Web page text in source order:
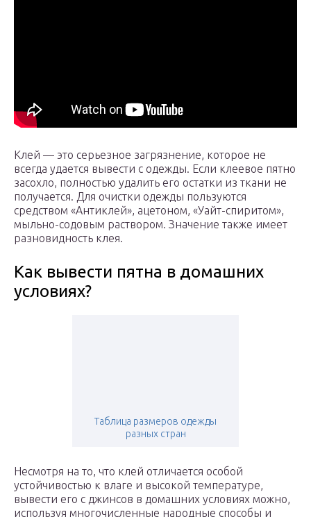
Клей — это серьезное загрязнение, которое не
всегда удается вывести с одежды. Если клеевое пятно
засохло, полностью удалить его остатки из ткани не
получается. Для очистки одежды пользуются
средством «Антиклей», ацетоном, «Уайт-спиритом»,
мыльно-содовым раствором. Значение также имеет
разновидность клея.
Как вывести пятна в домашних
условиях?
Таблица размеров одежды
разных стран
Несмотря на то, что клей отличается особой
устойчивостью к влаге и высокой температуре,
вывести его с джинсов в домашних условиях можно,
используя многочисленные народные способы и